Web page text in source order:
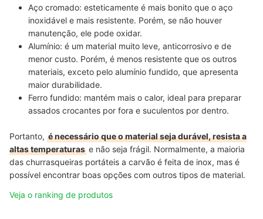
Aço cromado: esteticamente é mais bonito que o aço
inoxidável e mais resistente. Porém, se não houver
manutenção, ele pode oxidar.
Alumínio: é um material muito leve, anticorrosivo e de
menor custo. Porém, é menos resistente que os outros
materiais, exceto pelo alumínio fundido, que apresenta
maior durabilidade.
Ferro fundido: mantém mais o calor, ideal para preparar
assados crocantes por fora e suculentos por dentro.
Portanto, é necessário que o material seja durável, resista a
altas temperaturas e não seja frágil. Normalmente, a maioria
das churrasqueiras portáteis a carvão é feita de inox, mas é
possível encontrar boas opções com outros tipos de material.
Veja o ranking de produtos